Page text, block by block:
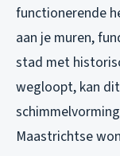
functionerende
aan je muren,
stad met
wegloopt, kan
Maastrichtse